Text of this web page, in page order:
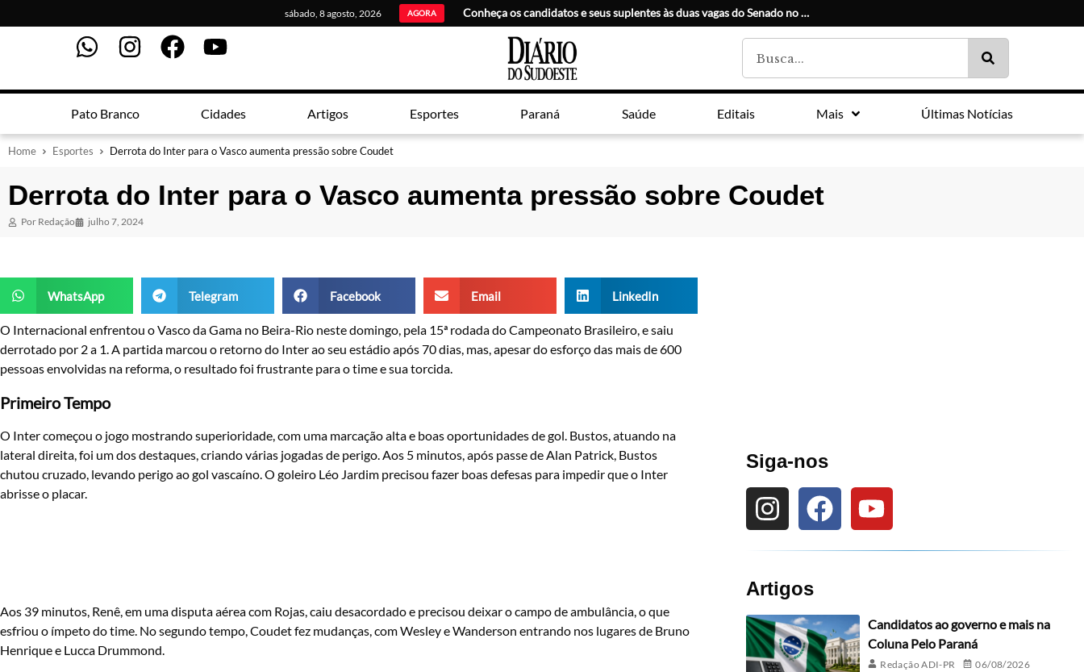
sábado, 8 agosto, 2026 AGORA Conheça os candidatos e seus suplentes às duas vagas do Senado no Paraná
Pato Branco Cidades Artigos Esportes Paraná Saúde Editais Mais Últimas Notícias
Home Esportes Derrota do Inter para o Vasco aumenta pressão sobre Coudet
Derrota do Inter para o Vasco aumenta pressão sobre Coudet
Por Redação julho 7, 2024
WhatsApp Telegram Facebook Email LinkedIn
O Internacional enfrentou o Vasco da Gama no Beira-Rio neste domingo, pela 15ª rodada do Campeonato Brasileiro, e saiu
derrotado por 2 a 1. A partida marcou o retorno do Inter ao seu estádio após 70 dias, mas, apesar do esforço das mais de 600
pessoas envolvidas na reforma, o resultado foi frustrante para o time e sua torcida.
Primeiro Tempo
O Inter começou o jogo mostrando superioridade, com uma marcação alta e boas oportunidades de gol. Bustos, atuando na
lateral direita, foi um dos destaques, criando várias jogadas de perigo. Aos 5 minutos, após passe de Alan Patrick, Bustos
chutou cruzado, levando perigo ao gol vascaíno. O goleiro Léo Jardim precisou fazer boas defesas para impedir que o Inter
abrisse o placar.
Aos 39 minutos, Renê, em uma disputa aérea com Rojas, caiu desacordado e precisou deixar o campo de ambulância, o que
esfriou o ímpeto do time. No segundo tempo, Coudet fez mudanças, com Wesley e Wanderson entrando nos lugares de Bruno
Henrique e Lucca Drummond.
Siga-nos
Artigos
Candidatos ao governo e mais na
Coluna Pelo Paraná
Redação ADI-PR 06/08/2026